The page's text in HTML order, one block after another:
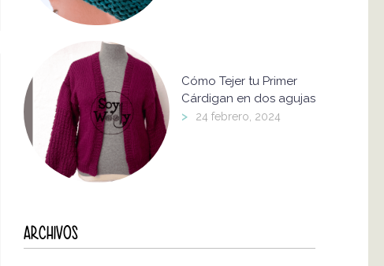
Cómo Tejer tu Primer
Cárdigan en dos agujas
> 24 febrero, 2024
ARCHIVOS